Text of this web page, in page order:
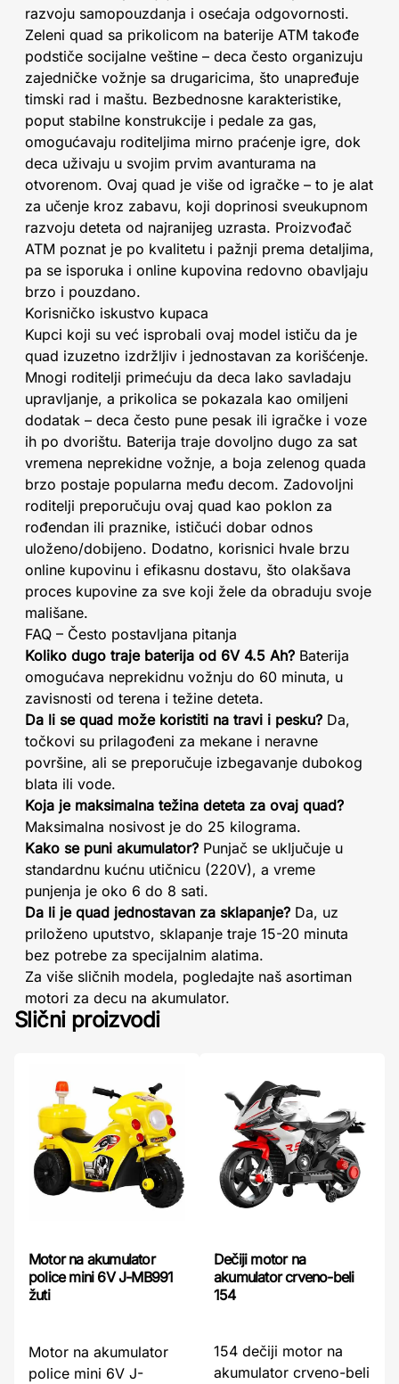
razvoju samopouzdanja i osećaja odgovornosti.
Zeleni quad sa prikolicom na baterije ATM takođe
podstiče socijalne veštine – deca često organizuju
zajedničke vožnje sa drugaricima, što unapređuje
timski rad i maštu. Bezbednosne karakteristike,
poput stabilne konstrukcije i pedale za gas,
omogućavaju roditeljima mirno praćenje igre, dok
deca uživaju u svojim prvim avanturama na
otvorenom. Ovaj quad je više od igračke – to je alat
za učenje kroz zabavu, koji doprinosi sveukupnom
razvoju deteta od najranijeg uzrasta. Proizvođač
ATM poznat je po kvalitetu i pažnji prema detaljima,
pa se isporuka i online kupovina redovno obavljaju
brzo i pouzdano.
Korisničko iskustvo kupaca
Kupci koji su već isprobali ovaj model ističu da je
quad izuzetno izdržljiv i jednostavan za korišćenje.
Mnogi roditelji primećuju da deca lako savladaju
upravljanje, a prikolica se pokazala kao omiljeni
dodatak – deca često pune pesak ili igračke i voze
ih po dvorištu. Baterija traje dovoljno dugo za sat
vremena neprekidne vožnje, a boja zelenog quada
brzo postaje popularna među decom. Zadovoljni
roditelji preporučuju ovaj quad kao poklon za
rođendan ili praznike, ističući dobar odnos
uloženo/dobijeno. Dodatno, korisnici hvale brzu
online kupovinu i efikasnu dostavu, što olakšava
proces kupovine za sve koji žele da obraduju svoje
mališane.
FAQ – Često postavljana pitanja
Koliko dugo traje baterija od 6V 4.5 Ah? Baterija
omogućava neprekidnu vožnju do 60 minuta, u
zavisnosti od terena i težine deteta.
Da li se quad može koristiti na travi i pesku? Da,
točkovi su prilagođeni za mekane i neravne
površine, ali se preporučuje izbegavanje dubokog
blata ili vode.
Koja je maksimalna težina deteta za ovaj quad?
Maksimalna nosivost je do 25 kilograma.
Kako se puni akumulator? Punjač se uključuje u
standardnu kućnu utičnicu (220V), a vreme
punjenja je oko 6 do 8 sati.
Da li je quad jednostavan za sklapanje? Da, uz
priloženo uputstvo, sklapanje traje 15-20 minuta
bez potrebe za specijalnim alatima.
Za više sličnih modela, pogledajte naš asortiman
motori za decu na akumulator.
Slični proizvodi
Motor na akumulator
police mini 6V J-MB991
žuti
Motor na akumulator
police mini 6V J-
Dečiji motor na
akumulator crveno-beli
154
154 dečiji motor na
akumulator crveno-beli